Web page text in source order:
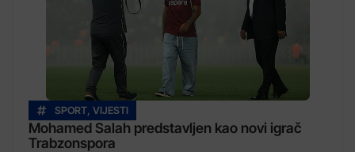
SPORT VIJESTI
Mohamed Salah predstavljen kao novi igrač
Trabzonspora